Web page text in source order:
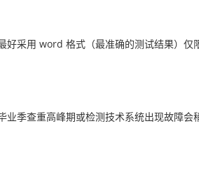
采用 word 格式（最准确的测试结果）仅
季查重高峰期或检测技术系统出现故障会